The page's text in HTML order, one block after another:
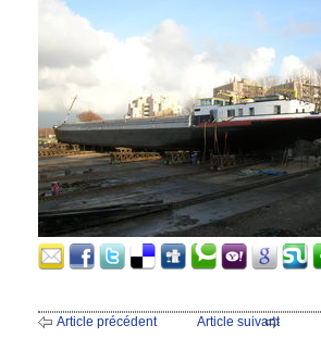
Article précédent Article suivant